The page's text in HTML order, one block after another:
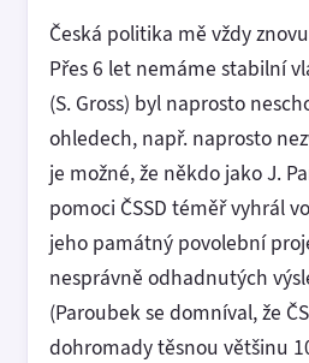
Česká politika mě vždy
Přes 6 let nemáme stabilní
(S. Gross) byl naprosto
ohledech, např. naprosto
je možné, že někdo jako J.
pomoci ČSSD téměř vyhrál
jeho památný povolební
nesprávně odhadnutých
(Paroubek se domníval, že
dohromady těsnou většinu